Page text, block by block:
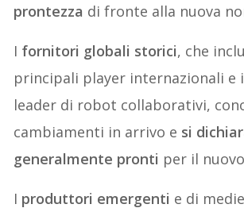
prontezza di fronte alla nuova
I fornitori globali storici, che
principali player internazionali e
leader di robot collaborativi,
cambiamenti in arrivo e si
generalmente pronti per il
I produttori emergenti e di